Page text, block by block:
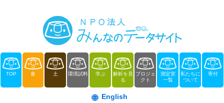
TOP 食 土 環境試料 学ぶ
解析を見
る
プロジェ
クト
測定室
一覧
私たちに
ついて
寄付
English